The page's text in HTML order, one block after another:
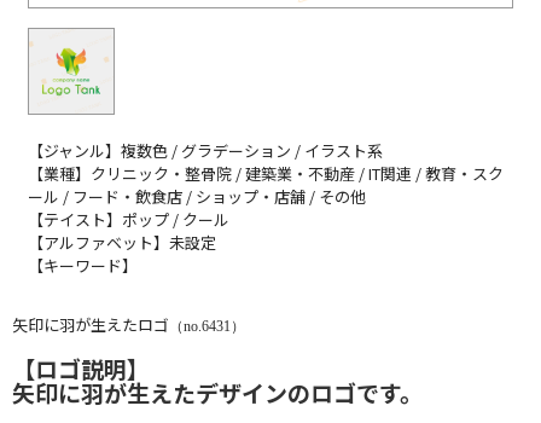
【ジャンル】複数色 / グラデーション / イラスト系
【業種】クリニック・整骨院 / 建築業・不動産 / IT関連 / 教育・スク
ール / フード・飲食店 / ショップ・店舗 / その他
【テイスト】ポップ / クール
【アルファベット】未設定
【キーワード】
矢印に羽が生えたロゴ （no.6431）
【ロゴ説明】
矢印に羽が生えたデザインのロゴです。